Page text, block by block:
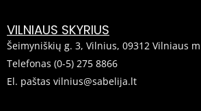
VILNIAUS SKYRIUS
Šeimyniškių g. 3, Vilnius, 09312 Vilniaus
Telefonas (0-5) 275 8866
El. paštas vilnius@sabelija.lt